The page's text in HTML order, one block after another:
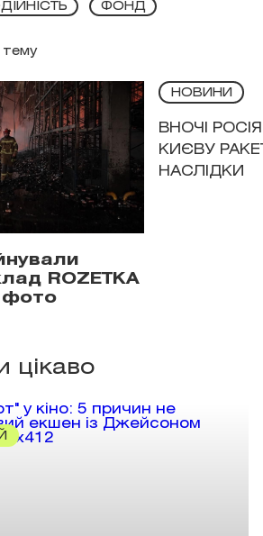
тему
ФОНД
ROZETKA
фото
НОВИНИ
ВНОЧІ
КИЄВУ
НАСЛІДКИ
цікаво